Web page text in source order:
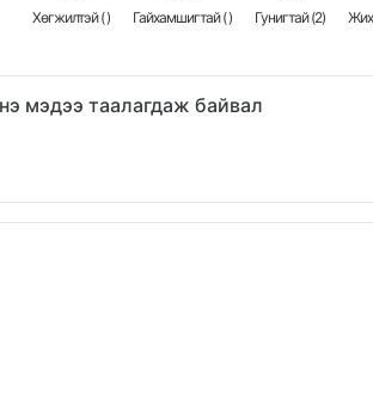
Хөгжилтэй () Гайхамшигтай () Гунигтай (2)
мэдээ таалагдаж байвал